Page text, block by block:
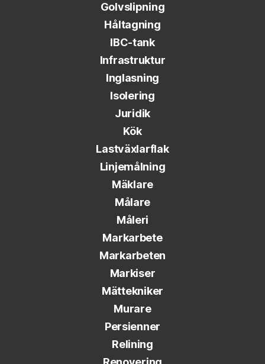
Golvslipning
Håltagning
IBC-tank
Infrastruktur
Inglasning
Isolering
Juridik
Kök
Lastväxlarflak
Linjemålning
Mäklare
Målare
Måleri
Markarbete
Markarbeten
Markiser
Mättekniker
Murare
Persienner
Relining